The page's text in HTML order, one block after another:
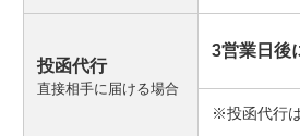
投函代行
直接相手に届ける場合
3営業日後
※投函代行